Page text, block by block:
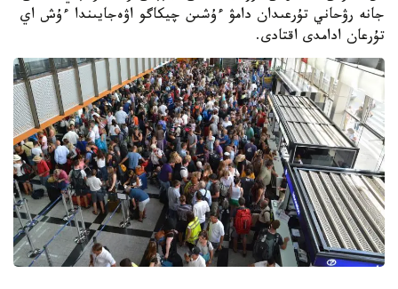
جانە رۋحاني تۇرعىدان دامۋ ءۇشىن چيكاگو اۋەجايىندا ءۇش اي
تۇرعان ادامدى اقتادى.